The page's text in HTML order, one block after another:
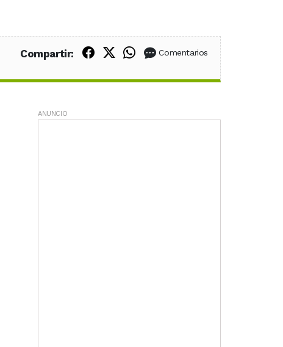
Compartir: Compartir en Facebook
Compartir en X (Twitter)
Compartir en WhatsApp
Comentarios
ANUNCIO